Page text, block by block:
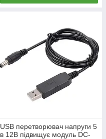
USB перетворювач напруги 5
в 12В підвищує модуль DC-